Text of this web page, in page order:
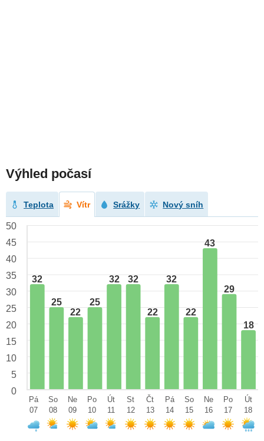
Výhled počasí
Teplota Vítr Srážky Nový sníh
32
25
22
25
32 32
22
32
22
43
29
18
50
45
40
35
30
25
20
15
10
5
0
Pá
07
So
08
Ne
09
Po
10
Út
11
St
12
Čt
13
Pá
14
So
15
Ne
16
Po
17
Út
18